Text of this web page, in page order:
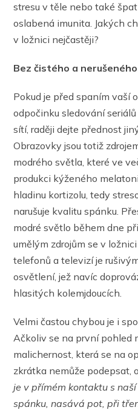
stresu v těle nebo také
oslabená imunita. Jakých
v ložnici nejčastěji?
Bez čistého a
Pokud je před spaním vaší
odpočinku sledování
sítí, raději dejte přednost
Obrazovky jsou totiž
modrého světla, které ve
produkci kýženého
hladinu kortizolu, tedy
narušuje kvalitu spánku.
modré světlo během dne
umělým zdrojům se v
telefonů a televizí je
osvětlení, jež navíc
hlasitých kolemjdoucích.
Velmi častou chybou je i
Ačkoliv se na první pohled
malichernost, která se na
zkrátka nemůže podepsat,
je v přímém kontaktu s
spánku, nasává pot, při